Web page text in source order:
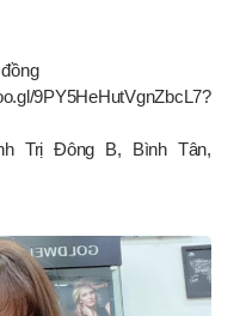
9PY5HeHutVgnZbcL7?
Trị Đông B, Bình Tân,